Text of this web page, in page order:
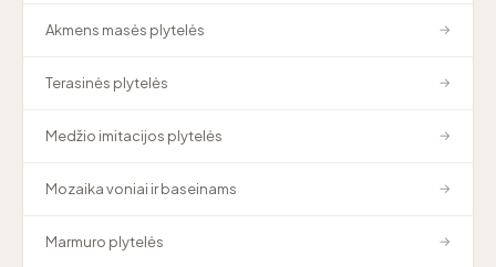
Akmens masės plytelės →
Terasinės plytelės →
Medžio imitacijos plytelės →
Mozaika voniai ir baseinams →
Marmuro plytelės →